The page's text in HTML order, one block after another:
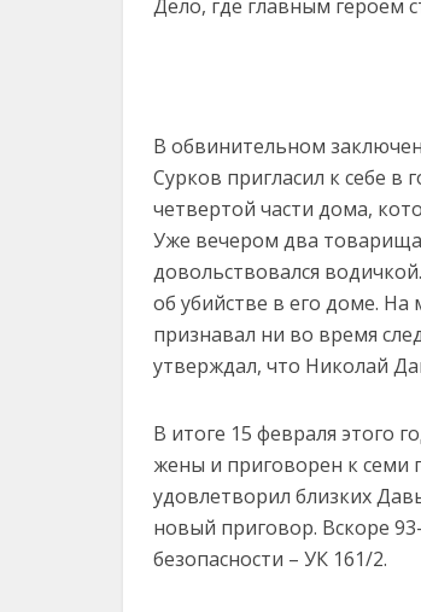
Дело, где главным героем
В обвинительном
Сурков пригласил к себе в
четвертой части дома,
Уже вечером два товарища
довольствовался
об убийстве в его доме.
признавал ни во время
утверждал, что Николай
В итоге 15 февраля этого
жены и приговорен к семи
удовлетворил близких
новый приговор. Вскоре
безопасности – УК 161/2.